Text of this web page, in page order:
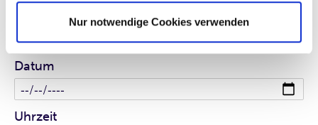
Nur notwendige Cookies verwenden
Rückruf
Bitte tragen Sie Ihren Rückruf-Wunsch ein:
Datum
Uhrzeit